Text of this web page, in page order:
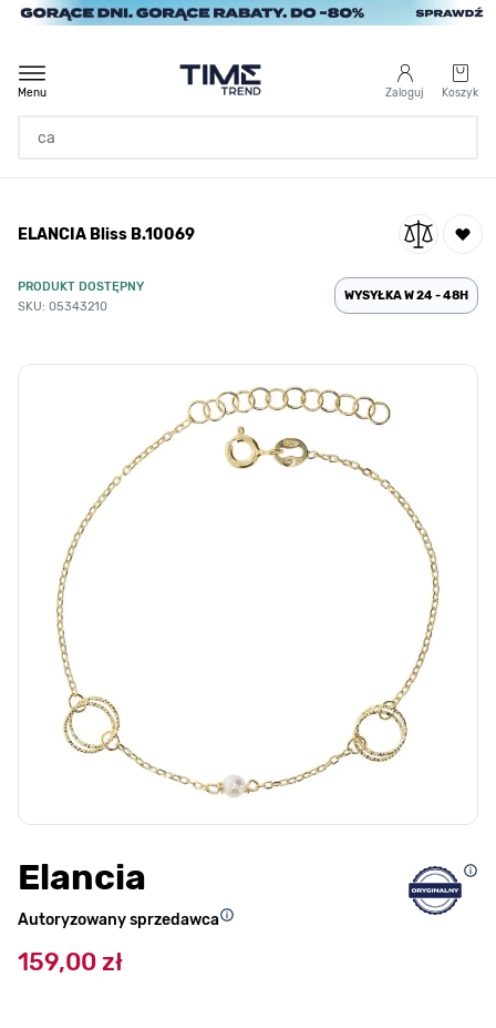
Przejdź do treści
Zaloguj Koszyk
Menu
/ ELANCIA Bliss B.10069
ELANCIA Bliss B.10069
PRODUKT DOSTĘPNY
SKU: 05343210
WYSYŁKA W 24 - 48H
Elancia
Autoryzowany sprzedawca
159,00 zł